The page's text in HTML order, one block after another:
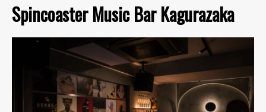
Spincoaster Music Bar Kagurazaka